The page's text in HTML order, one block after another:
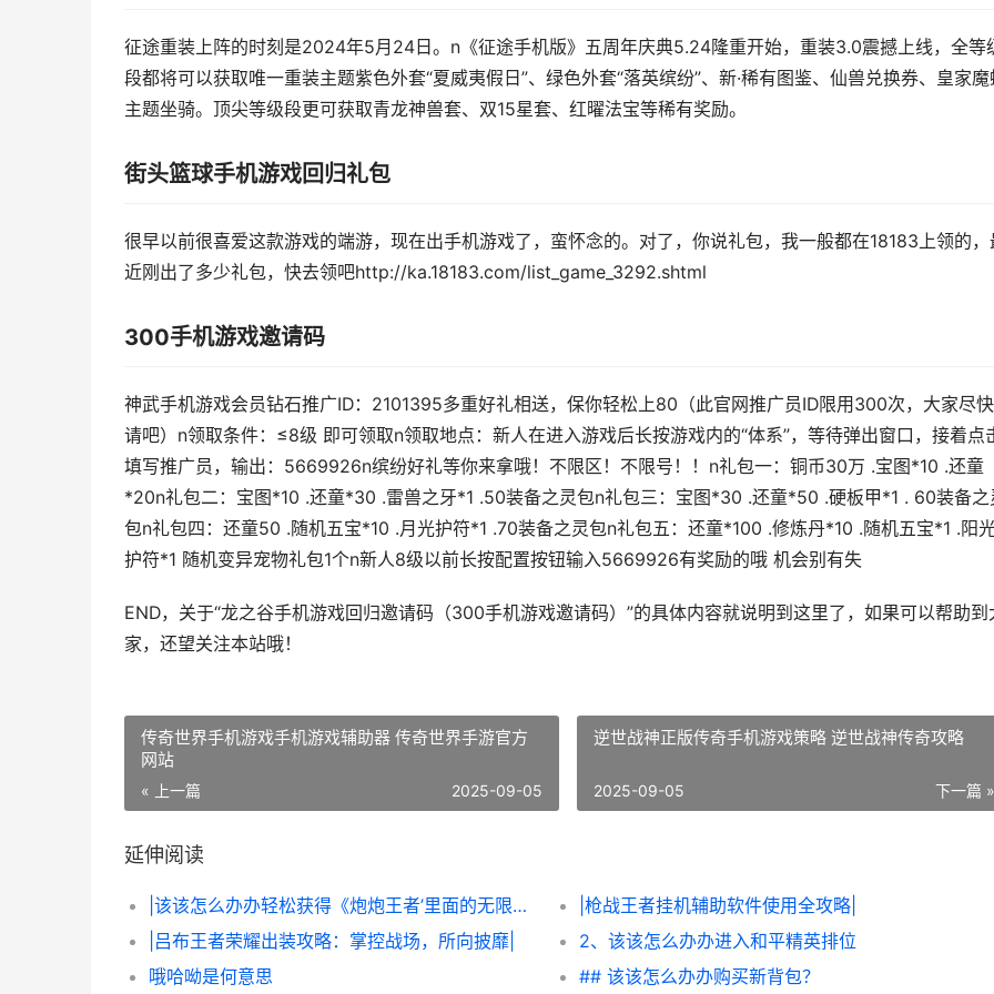
征途重装上阵的时刻是2024年5月24日。n《征途手机版》五周年庆典5.24隆重开始，重装3.0震撼上线，全等
段都将可以获取唯一重装主题紫色外套“夏威夷假日”、绿色外套“落英缤纷”、新·稀有图鉴、仙兽兑换券、皇家魔
主题坐骑。顶尖等级段更可获取青龙神兽套、双15星套、红曜法宝等稀有奖励。
街头篮球手机游戏回归礼包
很早以前很喜爱这款游戏的端游，现在出手机游戏了，蛮怀念的。对了，你说礼包，我一般都在18183上领的，
近刚出了多少礼包，快去领吧http://ka.18183.com/list_game_3292.shtml
300手机游戏邀请码
神武手机游戏会员钻石推广ID：2101395多重好礼相送，保你轻松上80（此官网推广员ID限用300次，大家尽
请吧）n领取条件：≤8级 即可领取n领取地点：新人在进入游戏后长按游戏内的“体系”，等待弹出窗口，接着点
填写推广员，输出：5669926n缤纷好礼等你来拿哦！不限区！不限号！！n礼包一：铜币30万 .宝图*10 .还童
*20n礼包二：宝图*10 .还童*30 .雷兽之牙*1 .50装备之灵包n礼包三：宝图*30 .还童*50 .硬板甲*1 . 60装备之
包n礼包四：还童50 .随机五宝*10 .月光护符*1 .70装备之灵包n礼包五：还童*100 .修炼丹*10 .随机五宝*1 .阳
护符*1 随机变异宠物礼包1个n新人8级以前长按配置按钮输入5669926有奖励的哦 机会别有失
END，关于“龙之谷手机游戏回归邀请码（300手机游戏邀请码）”的具体内容就说明到这里了，如果可以帮助到
家，还望关注本站哦！
传奇世界手机游戏手机游戏辅助器 传奇世界手游官方
网站
« 上一篇 2025-09-05
逆世战神正版传奇手机游戏策略 逆世战神传奇攻略
下一篇 »
2025-09-05
延伸阅读
|该该怎么办办轻松获得《炮炮王者’里面的无限金币和星星|
|枪战王者挂机辅助软件使用全攻略|
|吕布王者荣耀出装攻略：掌控战场，所向披靡|
2、该该怎么办办进入和平精英排位
哦哈呦是何意思
## 该该怎么办办购买新背包？